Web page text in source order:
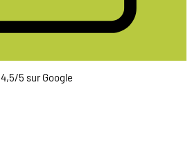
4,5/5 sur Google